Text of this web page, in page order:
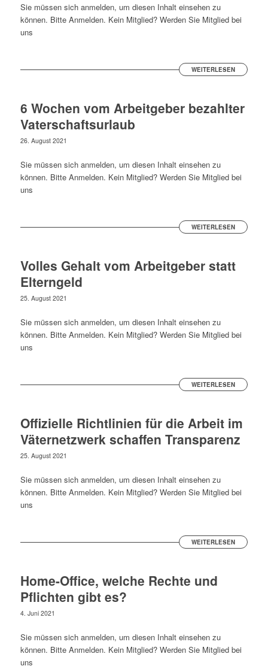
Sie müssen sich anmelden, um diesen Inhalt einsehen zu
können. Bitte Anmelden. Kein Mitglied? Werden Sie Mitglied bei
uns
WEITERLESEN
6 Wochen vom Arbeitgeber bezahlter
Vaterschaftsurlaub
26. August 2021
Sie müssen sich anmelden, um diesen Inhalt einsehen zu
können. Bitte Anmelden. Kein Mitglied? Werden Sie Mitglied bei
uns
WEITERLESEN
Volles Gehalt vom Arbeitgeber statt
Elterngeld
25. August 2021
Sie müssen sich anmelden, um diesen Inhalt einsehen zu
können. Bitte Anmelden. Kein Mitglied? Werden Sie Mitglied bei
uns
WEITERLESEN
Offizielle Richtlinien für die Arbeit im
Väternetzwerk schaffen Transparenz
25. August 2021
Sie müssen sich anmelden, um diesen Inhalt einsehen zu
können. Bitte Anmelden. Kein Mitglied? Werden Sie Mitglied bei
uns
WEITERLESEN
Home-Office, welche Rechte und
Pflichten gibt es?
4. Juni 2021
Sie müssen sich anmelden, um diesen Inhalt einsehen zu
können. Bitte Anmelden. Kein Mitglied? Werden Sie Mitglied bei
uns